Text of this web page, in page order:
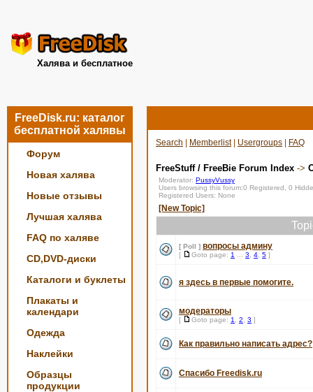
Халява и бесплатное
FreeDisk.ru: каталог
бесплатной халявы
Форум
Новая халява
Новые отзывы
Лучшая халява
FAQ по халяве
CD,DVD-диски
Каталоги и буклеты
Плакаты и
календари
Одежда
Наклейки
Образцы
продукции
Search Memberlist| Usergroups FAQ
FreeStuff / FreeBie Forum Index ->
Moderator: PussyVussy
Users browsing this forum:0 Registered, 0
Registered Users: None
[New Topic]
[ Poll ] вопросы админу
[ Goto page: 1 3 4 5 ]
я здесь в первые помогите.
модераторы
[ Goto page: 1 2 3 ]
Как правильно написать адрес?
Спасибо Freedisk.ru